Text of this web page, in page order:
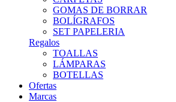
GOMAS DE BORRAR
BOLÍGRAFOS
SET PAPELERIA
Regalos
TOALLAS
LÁMPARAS
BOTELLAS
Ofertas
Marcas